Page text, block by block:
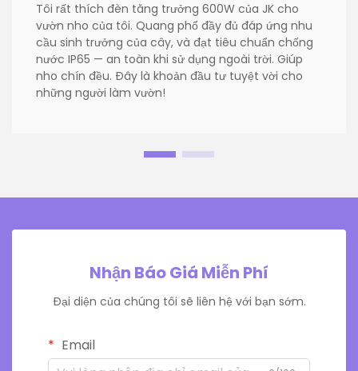
Tôi rất thích đèn tăng trưởng 600W của JK cho
vườn nho của tôi. Quang phổ đầy đủ đáp ứng nhu
cầu sinh trưởng của cây, và đạt tiêu chuẩn chống
nước IP65 — an toàn khi sử dụng ngoài trời. Giúp
nho chín đều. Đây là khoản đầu tư tuyệt vời cho
những người làm vườn!
Nhận Báo Giá Miễn Phí
Đại diện của chúng tôi sẽ liên hệ với bạn sớm.
Email